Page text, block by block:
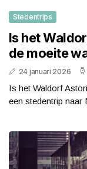
Stedentrips
Is het
de moeite
24 januari 2026
Is het Waldorf
een stedentrip naar